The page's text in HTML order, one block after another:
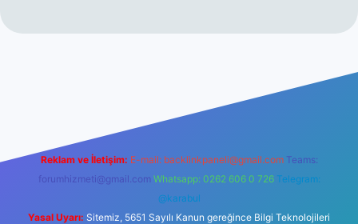
elexbetgiris.org
Reklam ve İletişim: E-mail: backlinkpaneli@gmail.com Teams:
forumhizmeti@gmail.com Whatsapp: 0262 606 0 726 Telegram:
@karabul
Yasal Uyarı: Sitemiz, 5651 Sayılı Kanun gereğince Bilgi Teknolojileri